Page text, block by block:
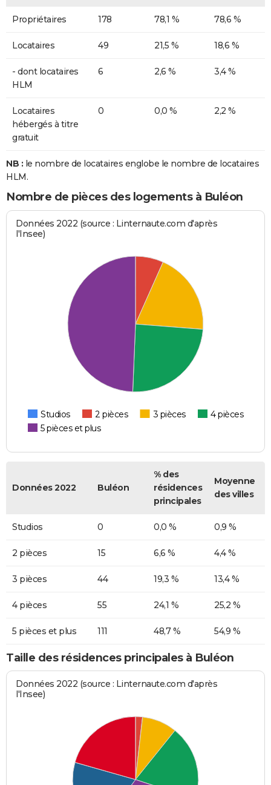
Propriétaires 178 78,1 % 78,6 %
Locataires 49 21,5 % 18,6 %
- dont locataires
HLM
6 2,6 % 3,4 %
Locataires
hébergés à titre
gratuit
0 0,0 % 2,2 %
NB : le nombre de locataires englobe le nombre de locataires
HLM.
Nombre de pièces des logements à Buléon
Données 2022 (source : Linternaute.com d'après
l'Insee)
Studios 2 pièces 3 pièces
4 pièces
5 pièces et plus
Données 2022 Buléon
% des
résidences
principales
Moyenne
des villes
Studios 0 0,0 % 0,9 %
2 pièces 15 6,6 % 4,4 %
3 pièces 44 19,3 % 13,4 %
4 pièces 55 24,1 % 25,2 %
5 pièces et plus 111 48,7 % 54,9 %
Taille des résidences principales à Buléon
Données 2022 (source : Linternaute.com d'après
l'Insee)